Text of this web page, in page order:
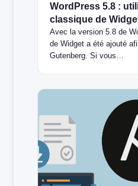
WordPress 5.8 :
classique de
Avec la version 5.8 de
de Widget a été ajouté
Gutenberg. Si vous…